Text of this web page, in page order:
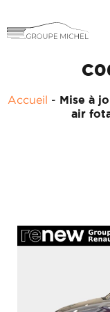
RENAULT
ALPINE
Accueil - Mise à
air